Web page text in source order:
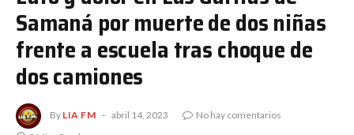
Samaná por muerte de dos niñas
frente a escuela tras choque de
dos camiones
By LIA FM abril 14, 2023
No hay comentarios